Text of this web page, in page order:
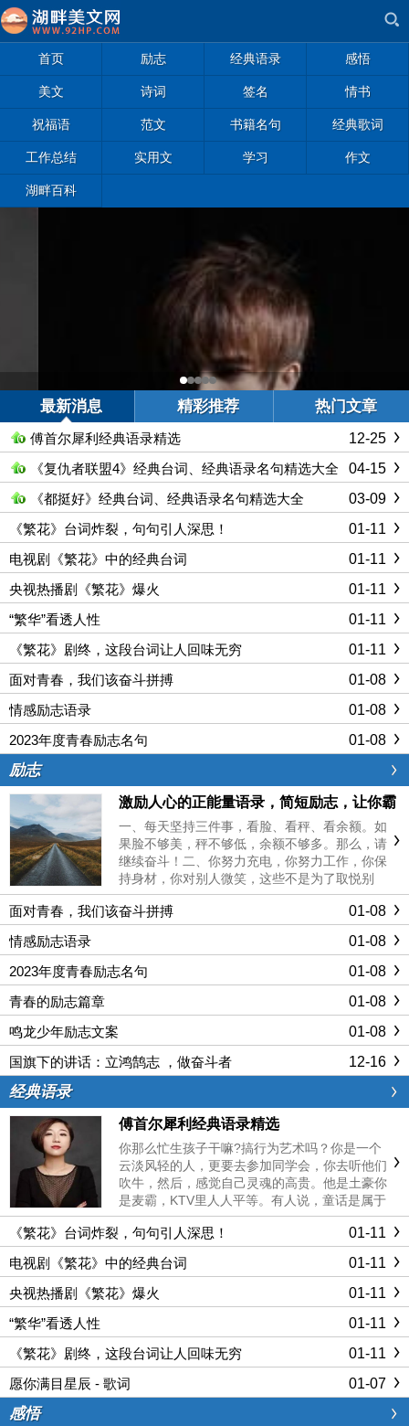
首页 励志 经典语录 感悟
美文 诗词 签名 情书
祝福语 范文 书籍名句 经典歌词
工作总结 实用文 学习 作文
湖畔百科
最新消息 精彩推荐 热门文章
12-25
傅首尔犀利经典语录精选
04-15
《复仇者联盟4》经典台词、经典语录名句精选大全
03-09
《都挺好》经典台词、经典语录名句精选大全
01-11
《繁花》台词炸裂，句句引人深思！
01-11
电视剧《繁花》中的经典台词
01-11
央视热播剧《繁花》爆火
01-11
“繁华”看透人性
01-11
《繁花》剧终，这段台词让人回味无穷
01-08
面对青春，我们该奋斗拼搏
01-08
情感励志语录
01-08
2023年度青春励志名句
励志
激励人心的正能量语录，简短励志，让你霸
气逆袭！
一、每天坚持三件事，看脸、看秤、看余额。如
果脸不够美，秤不够低，余额不够多。那么，请
继续奋斗！二、你努力充电，你努力工作，你保
持身材，你对别人微笑，这些不是为了取悦别
人，而是为了打扮，照亮你的心，告诉你自己：
我是一个独立的向上的力量。三、爱你的人你未
01-08
面对青春，我们该奋斗拼搏
01-08
情感励志语录
01-08
2023年度青春励志名句
01-08
青春的励志篇章
01-08
鸣龙少年励志文案
12-16
国旗下的讲话：立鸿鹄志 ，做奋斗者
经典语录
傅首尔犀利经典语录精选
你那么忙生孩子干嘛?搞行为艺术吗？你是一个
云淡风轻的人，更要去参加同学会，你去听他们
吹牛，然后，感觉自己灵魂的高贵。他是土豪你
是麦霸，KTV里人人平等。有人说，童话是属于
小孩子的。但其实我们，应该做那个比孩子更容
易相信童话的人，因为现实迟早会恶狠狠地扑向
01-11
《繁花》台词炸裂，句句引人深思！
01-11
电视剧《繁花》中的经典台词
01-11
央视热播剧《繁花》爆火
01-11
“繁华”看透人性
01-11
《繁花》剧终，这段台词让人回味无穷
01-07
愿你满目星辰 - 歌词
感悟